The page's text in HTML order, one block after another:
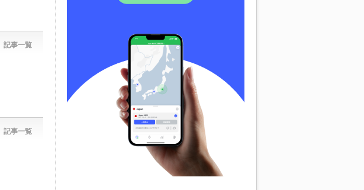
記事一覧
記事一覧